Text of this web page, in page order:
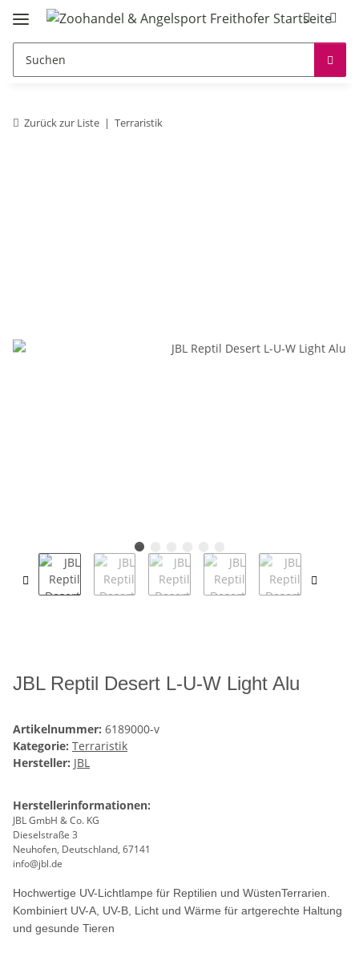
Zurück zur Liste Terraristik
JBL Reptil Desert L-U-W Light Alu
Artikelnummer: 6189000-v
Kategorie: Terraristik
Hersteller: JBL
Herstellerinformationen:
JBL GmbH & Co. KG
Dieselstraße 3
Neuhofen, Deutschland, 67141
info@jbl.de
Hochwertige UV-Lichtlampe für Reptilien und WüstenTerrarien.
Kombiniert UV-A, UV-B, Licht und Wärme für artgerechte Haltung
und gesunde Tieren